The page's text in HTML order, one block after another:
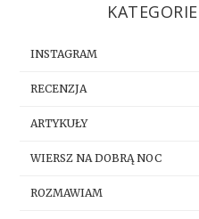
KATEGORIE
INSTAGRAM
RECENZJA
ARTYKUŁY
WIERSZ NA DOBRĄ NOC
ROZMAWIAM